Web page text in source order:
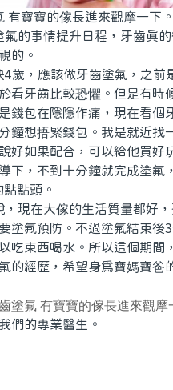
寶寶的傢長進來觀摩一下。
的事情提升日程，牙齒真
的。
，應該做牙齒塗氟，之前
看牙齒比較恐懼。但是有
錢包在隱隱作痛，現在看個
鐘想捂緊錢包。我是就近
好如果配合，可以給他買
下，不到十分鐘就完成塗
點頭。
現在大傢的生活質量都好
塗氟預防。不過塗氟結束
吃東西喝水。所以這個期
的經歷，希望身為寶媽寶爸
塗氟 有寶寶的傢長進來觀摩
們的專業醫生。